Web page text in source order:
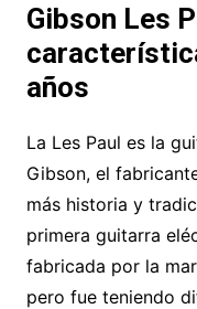
Gibson Les
años
La Les Paul es la
Gibson, el
más historia y
primera guitarra
fabricada por la
pero fue teniendo